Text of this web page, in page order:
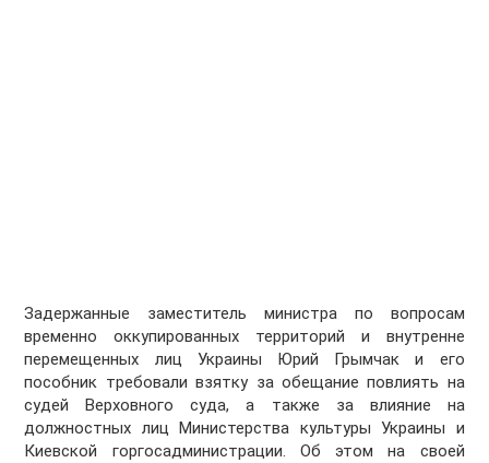
Задержанные заместитель министра по вопросам
временно оккупированных территорий и внутренне
перемещенных лиц Украины Юрий Грымчак и его
пособник требовали взятку за обещание повлиять на
судей Верховного суда, а также за влияние на
должностных лиц Министерства культуры Украины и
Киевской горгосадминистрации. Об этом на своей